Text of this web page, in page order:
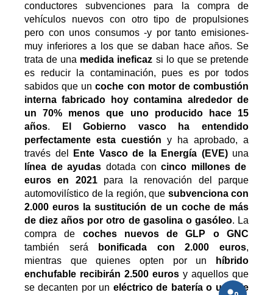
conductores subvenciones para la compra de
vehículos nuevos con otro tipo de propulsiones
pero con unos consumos -y por tanto emisiones-
muy inferiores a los que se daban hace años. Se
trata de una medida ineficaz si lo que se pretende
es reducir la contaminación, pues es por todos
sabidos que uncoche con motor de combustión
interna fabricado hoy contamina alrededor de
un 70% menos que uno producido hace 15
años.
El Gobierno vasco ha entendido
perfectamente esta cuestión y ha aprobado, a
través del
Ente Vasco de la Energía (EVE)una
línea de ayudas dotada concinco millones de
euros en 2021para la renovación del parque
automovilístico de la región, que subvenciona con
2.000 euros la sustitución de un coche de más
de diez años por otro de gasolina o gasóleo. La
compra de coches nuevos de GLP o GNC
también será
bonificada con 2.000 euros,
mientras que quienes opten por un
híbrido
enchufable recibirán 2.500 euros y aquellos que
se decanten por un eléctrico de batería o uno de